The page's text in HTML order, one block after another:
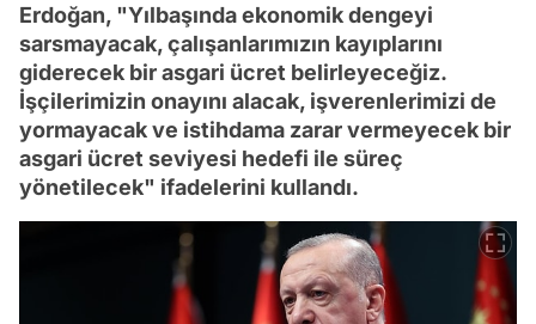
Erdoğan, "Yılbaşında ekonomik dengeyi
sarsmayacak, çalışanlarımızın kayıplarını
giderecek bir asgari ücret belirleyeceğiz.
İşçilerimizin onayını alacak, işverenlerimizi de
yormayacak ve istihdama zarar vermeyecek bir
asgari ücret seviyesi hedefi ile süreç
yönetilecek" ifadelerini kullandı.